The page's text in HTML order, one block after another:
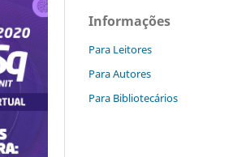
Informações
Para Leitores
Para Autores
Para Bibliotecários